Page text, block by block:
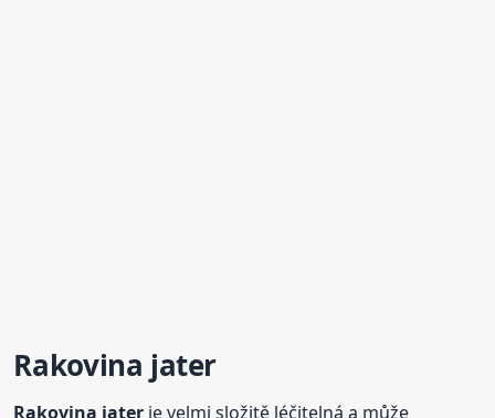
Rakovina jater
Rakovina jater je velmi složitě léčitelná a může